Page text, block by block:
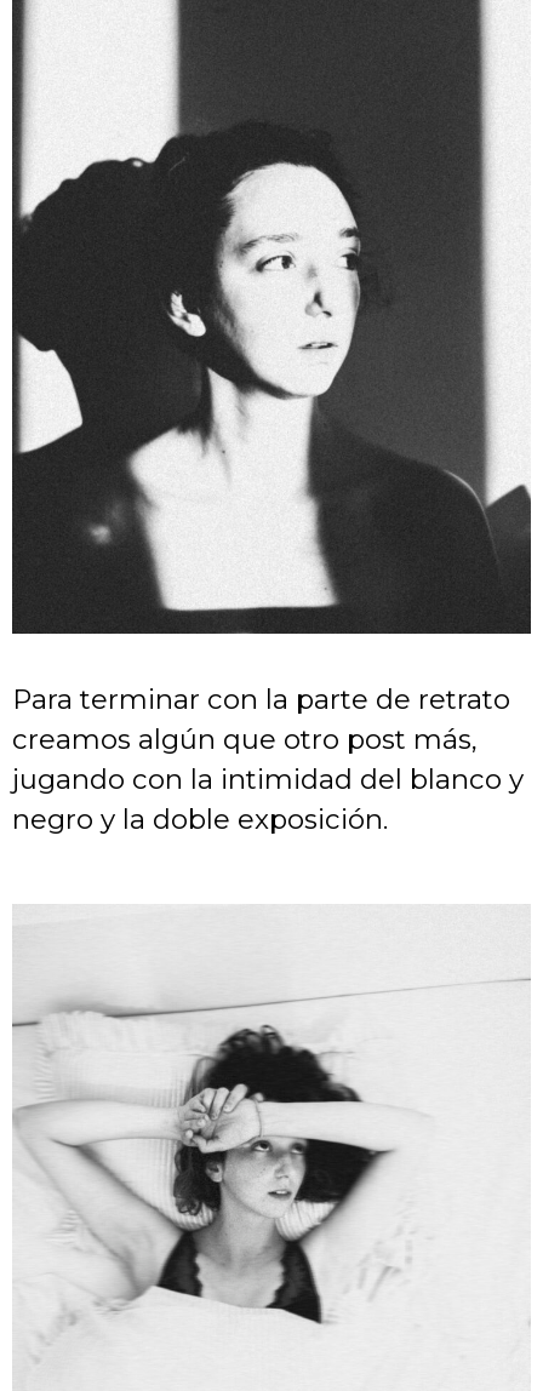
Para terminar con la parte de retrato
creamos algún que otro post más,
jugando con la intimidad del blanco y
negro y la doble exposición.